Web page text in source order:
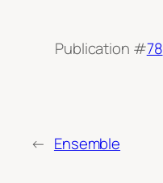
Publication #78
← Ensemble